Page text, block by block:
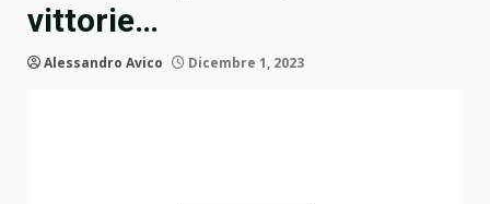
vittorie…
Alessandro Avico Dicembre 1, 2023